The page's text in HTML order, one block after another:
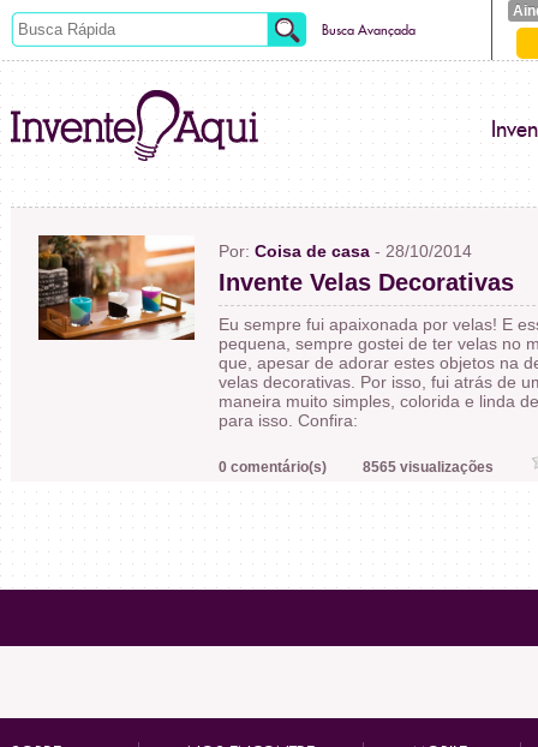
Busca Avançada
Por: Coisa de casa - 28/10/2014
Invente Velas Decorativas
Eu sempre fui apaixonada por velas! E
pequena, sempre gostei de ter velas no
que, apesar de adorar estes objetos na
velas decorativas. Por isso, fui atrás de
maneira muito simples, colorida e linda
para isso. Confira:
0 comentário(s) 8565 visualizações